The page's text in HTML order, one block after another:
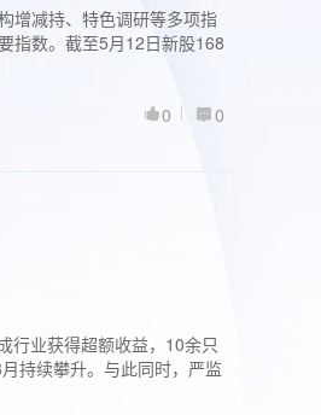
增减持、特色调研等多项指
指数。截至5月12日新股168
0
0
行业获得超额收益，10余只
持续攀升。与此同时，严监